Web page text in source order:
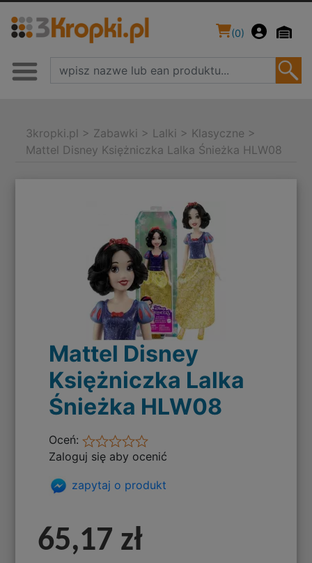
(0)
3kropki.pl > Zabawki > Lalki > Klasyczne >
Mattel Disney Księżniczka Lalka Śnieżka HLW08
Mattel Disney
Księżniczka Lalka
Śnieżka HLW08
Oceń:
Zaloguj się aby ocenić
zapytaj o produkt
65,17 zł